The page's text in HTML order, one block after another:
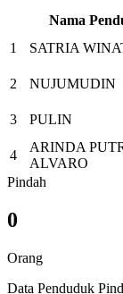
Nama
1
SATRIA
2 NUJUMUDIN
3 PULIN
4
ARINDA
ALVARO
Pindah
0
Orang
Data Penduduk